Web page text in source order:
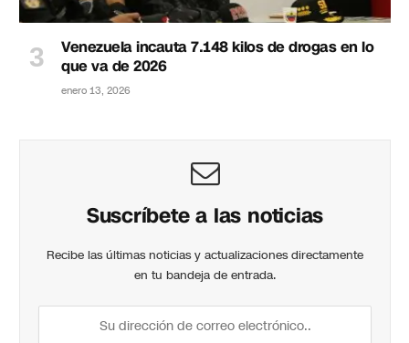
Venezuela incauta 7.148 kilos de drogas en lo
que va de 2026
enero 13, 2026
Suscríbete a las noticias
Recibe las últimas noticias y actualizaciones directamente
en tu bandeja de entrada.